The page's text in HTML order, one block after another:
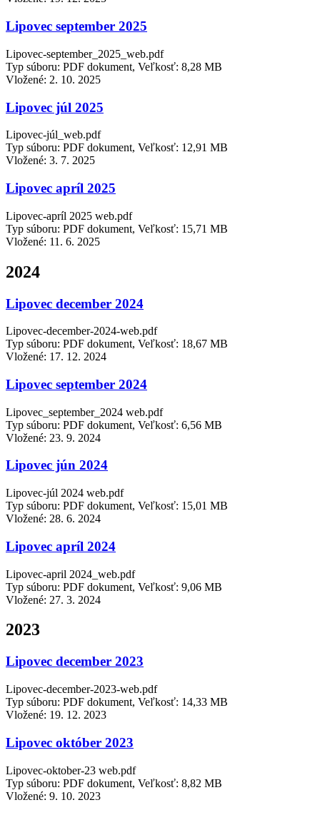
Lipovec september 2025
Lipovec-september_2025_web.pdf
Typ súboru: PDF dokument, Veľkosť: 8,28 MB
Vložené: 2. 10. 2025
Lipovec júl 2025
Lipovec-júl_web.pdf
Typ súboru: PDF dokument, Veľkosť: 12,91 MB
Vložené: 3. 7. 2025
Lipovec apríl 2025
Lipovec-apríl 2025 web.pdf
Typ súboru: PDF dokument, Veľkosť: 15,71 MB
Vložené: 11. 6. 2025
2024
Lipovec december 2024
Lipovec-december-2024-web.pdf
Typ súboru: PDF dokument, Veľkosť: 18,67 MB
Vložené: 17. 12. 2024
Lipovec september 2024
Lipovec_september_2024 web.pdf
Typ súboru: PDF dokument, Veľkosť: 6,56 MB
Vložené: 23. 9. 2024
Lipovec jún 2024
Lipovec-júl 2024 web.pdf
Typ súboru: PDF dokument, Veľkosť: 15,01 MB
Vložené: 28. 6. 2024
Lipovec apríl 2024
Lipovec-april 2024_web.pdf
Typ súboru: PDF dokument, Veľkosť: 9,06 MB
Vložené: 27. 3. 2024
2023
Lipovec december 2023
Lipovec-december-2023-web.pdf
Typ súboru: PDF dokument, Veľkosť: 14,33 MB
Vložené: 19. 12. 2023
Lipovec október 2023
Lipovec-oktober-23 web.pdf
Typ súboru: PDF dokument, Veľkosť: 8,82 MB
Vložené: 9. 10. 2023